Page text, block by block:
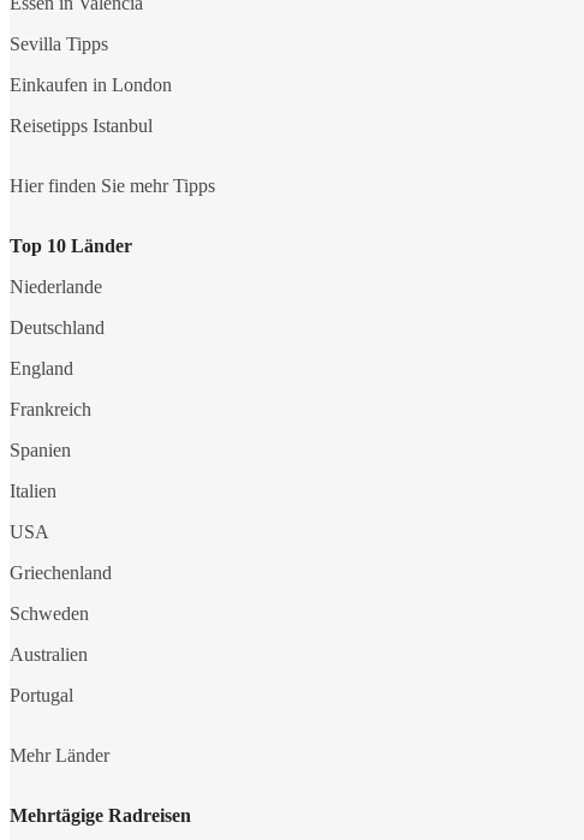
Sevilla Tipps
Einkaufen in London
Reisetipps Istanbul
Hier finden Sie mehr Tipps
Top 10 Länder
Niederlande
Deutschland
England
Frankreich
Spanien
Italien
USA
Griechenland
Schweden
Australien
Portugal
Mehr Länder
Mehrtägige Radreisen